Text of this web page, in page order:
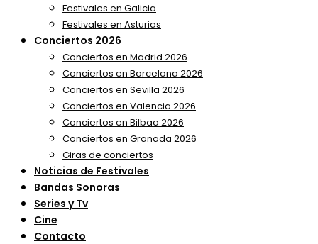
Festivales en Galicia
Festivales en Asturias
Conciertos 2026
Conciertos en Madrid 2026
Conciertos en Barcelona 2026
Conciertos en Sevilla 2026
Conciertos en Valencia 2026
Conciertos en Bilbao 2026
Conciertos en Granada 2026
Giras de conciertos
Noticias de Festivales
Bandas Sonoras
Series y Tv
Cine
Contacto